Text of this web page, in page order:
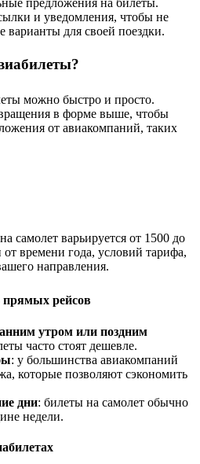
предложения на билеты.
и уведомления, чтобы не
варианты для своей поездки.
можно быстро и просто.
в форме выше, чтобы
от авиакомпаний, таких
самолет варьируется от 1500 до
времени года, условий тарифа,
направления.
прямых рейсов
утром или поздним
часто стоят дешевле.
: у большинства авиакомпаний
которые позволяют сэкономить
дни: билеты на самолет обычно
недели.